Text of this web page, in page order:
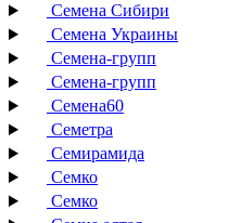
Семена Сибири
Семена Украины
Семена-групп
Семена-групп
Семена60
Семетра
Семирамида
Семко
Семко